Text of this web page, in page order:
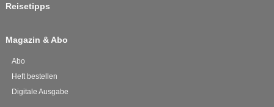
Reisetipps
Magazin & Abo
Abo
Heft bestellen
Digitale Ausgabe